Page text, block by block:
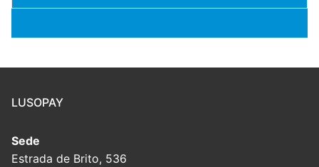
LUSOPAY
Sede
Estrada de Brito, 536